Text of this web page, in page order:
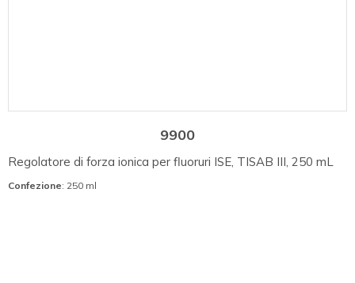
9900
Regolatore di forza ionica per fluoruri ISE, TISAB III, 250 mL
Confezione: 250 ml